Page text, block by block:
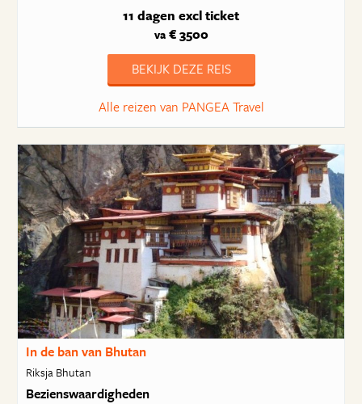
11 dagen excl ticket
va€ 3500
BEKIJK DEZE REIS
Alle reizen van PANGEA Travel
In de ban van Bhutan
Riksja Bhutan
Bezienswaardigheden